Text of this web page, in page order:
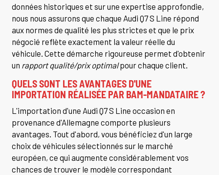
données historiques et sur une expertise approfondie,
nous nous assurons que chaque Audi Q7 S Line répond
aux normes de qualité les plus strictes et que le prix
négocié reflète exactement la valeur réelle du
véhicule. Cette démarche rigoureuse permet d'obtenir
un rapport qualité/prix optimalpour chaque client.
QUELS SONT LES AVANTAGES D'UNE
IMPORTATION RÉALISÉE PAR BAM-MANDATAIRE ?
L'importation d'une Audi Q7 S Line occasion en
provenance d'Allemagne comporte plusieurs
avantages. Tout d'abord, vous bénéficiez d'un large
choix de véhicules sélectionnés sur le marché
européen, ce qui augmente considérablement vos
chances de trouver le modèle correspondant